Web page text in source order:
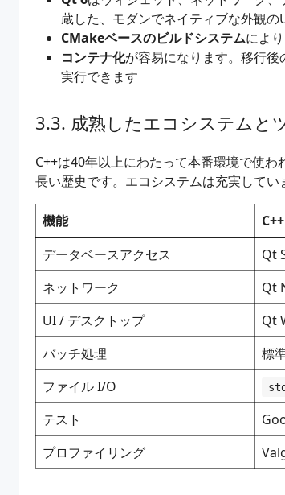
蔵した、モダンでネイティブな外観
CMakeベースのビルドシステムによ
コンテナ化が容易になります。移行
実行できます
成熟したエコシステムと
C++は40年以上にわたって本番環境で使
長い歴史です。エコシステムは充実してい
機能
データベースアクセス
Qt
ネットワーク
Qt
UI / デスクトップ
Qt
バッチ処理
標
ファイル I/O
テスト
プロファイリング